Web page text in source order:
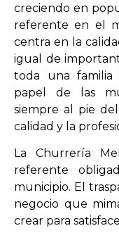
creciendo en
referente en el
centra en la
igual de
toda una familia
papel de las
siempre al pie
calidad y la
La Churrería
referente
municipio. El
negocio que
crear para